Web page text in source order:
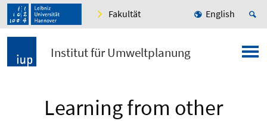
Fakultät English
Institut für Umweltplanung
Learning from other